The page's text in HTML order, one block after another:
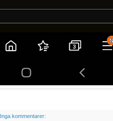
Inga kommentarer: